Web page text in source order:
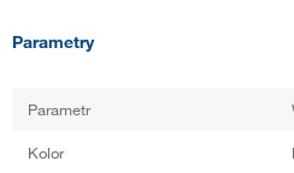
Parametry
Parametr
Kolor